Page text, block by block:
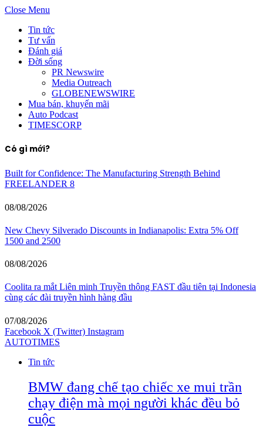
Close Menu
Tin tức
Tư vấn
Đánh giá
Đời sống
PR Newswire
Media Outreach
GLOBENEWSWIRE
Mua bán, khuyến mãi
Auto Podcast
TIMESCORP
Có gì mới?
Built for Confidence: The Manufacturing Strength Behind
FREELANDER 8
08/08/2026
New Chevy Silverado Discounts in Indianapolis: Extra 5% Off
1500 and 2500
08/08/2026
Coolita ra mắt Liên minh Truyền thông FAST đầu tiên tại Indonesia
cùng các đài truyền hình hàng đầu
07/08/2026
Facebook X (Twitter) Instagram
AUTOTIMES
Tin tức
BMW đang chế tạo chiếc xe mui trần
chạy điện mà mọi người khác đều bỏ
cuộc